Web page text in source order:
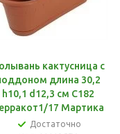
кактусница с
длина 30,2
h10,1 d12,3 см С182
17 Мартика
Достаточно